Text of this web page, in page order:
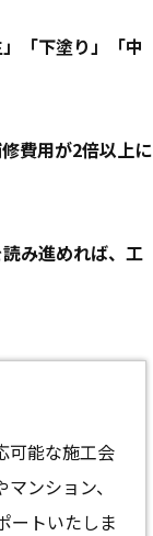
「下塗り」「中
修費用が2倍以上に
み進めれば、工
可能な施工会
ンション、
ートいたしま